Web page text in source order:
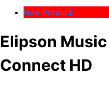
New Product
Elipson
Connect HD